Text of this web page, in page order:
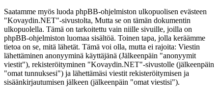
Saatamme myös luoda phpBB-ohjelmiston ulkopuolisen evästeen
"Kovaydin.NET"-sivustolta, Mutta se on tämän dokumentin
ulkopuolella. Tämä on tarkoitettu vain niille sivuille, joilla on
phpBB-ohjelmiston luomaa sisältöä. Toinen tapa, jolla keräämme
tietoa on se, mitä lähetät. Tämä voi olla, mutta ei rajoita: Viestin
lähettäminen anonyyminä käyttäjänä (Jälkeenpäin "anonyymit
viestit"), rekisteröityminen "Kovaydin.NET"-sivustolle (jälkeenpäin
"omat tunnuksesi") ja lähettämäsi viestit rekisteröitymisen ja
sisäänkirjautumisen jälkeen (jälkeenpäin "omat viestisi").